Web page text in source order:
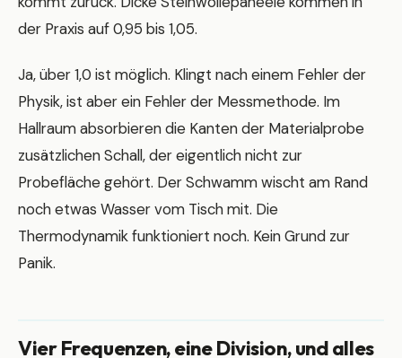
der Praxis auf 0,95 bis 1,05.
Ja, über 1,0 ist möglich. Klingt nach einem Fehler der
Physik, ist aber ein Fehler der Messmethode. Im
Hallraum absorbieren die Kanten der Materialprobe
zusätzlichen Schall, der eigentlich nicht zur
Probefläche gehört. Der Schwamm wischt am Rand
noch etwas Wasser vom Tisch mit. Die
Thermodynamik funktioniert noch. Kein Grund zur
Panik.
Vier Frequenzen, eine Division, und alles